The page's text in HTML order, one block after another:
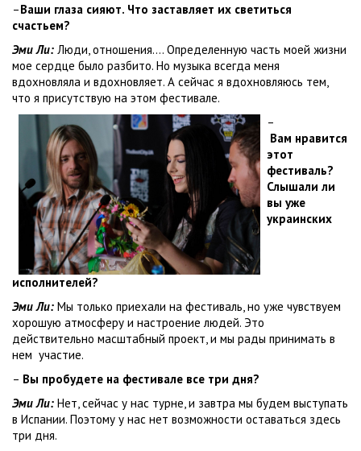
–Ваши глаза сияют. Что заставляет их светиться
счастьем?
Эми Ли: Люди, отношения…. Определенную часть моей жизни
мое сердце было разбито. Но музыка всегда меня
вдохновляла и вдохновляет. А сейчас я вдохновляюсь тем,
что я присутствую на этом фестивале.
–
Вам нравится
этот
фестиваль?
Слышали ли
вы уже
украинских
исполнителей?
Эми Ли: Мы только приехали на фестиваль, но уже чувствуем
хорошую атмосферу и настроение людей. Это
действительно масштабный проект, и мы рады принимать в
нем участие.
– Вы пробудете на фестивале все три дня?
Эми Ли: Нет, сейчас у нас турне, и завтра мы будем выступать
в Испании. Поэтому у нас нет возможности оставаться здесь
три дня.